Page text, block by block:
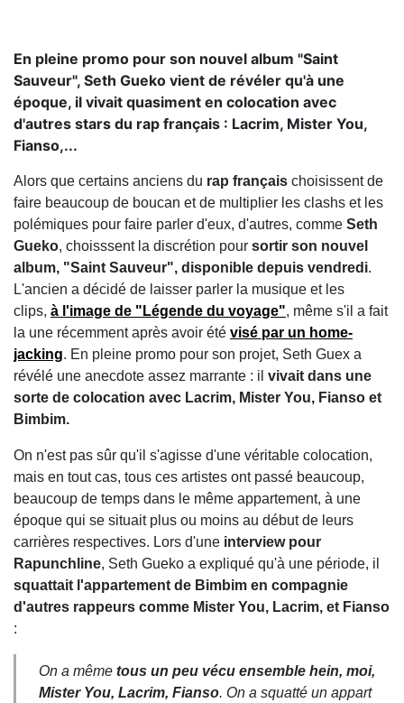
En pleine promo pour son nouvel album "Saint
Sauveur", Seth Gueko vient de révéler qu'à une
époque, il vivait quasiment en colocation avec
d'autres stars du rap français : Lacrim, Mister You,
Fianso,...
Alors que certains anciens du rap français choisissent de
faire beaucoup de boucan et de multiplier les clashs et les
polémiques pour faire parler d'eux, d'autres, comme Seth
Gueko, choisssent la discrétion pour sortir son nouvel
album, "Saint Sauveur", disponible depuis vendredi.
L'ancien a décidé de laisser parler la musique et les
clips, à l'image de "Légende du voyage", même s'il a fait
la une récemment après avoir été visé par un home-
jacking. En pleine promo pour son projet, Seth Guex a
révélé une anecdote assez marrante : il vivait dans une
sorte de colocation avec Lacrim, Mister You, Fianso et
Bimbim.
On n'est pas sûr qu'il s'agisse d'une véritable colocation,
mais en tout cas, tous ces artistes ont passé beaucoup,
beaucoup de temps dans le même appartement, à une
époque qui se situait plus ou moins au début de leurs
carrières respectives. Lors d'une interview pour
Rapunchline, Seth Gueko a expliqué qu'à une période, il
squattait l'appartement de Bimbim en compagnie
d'autres rappeurs comme Mister You, Lacrim, et Fianso
:
On a même tous un peu vécu ensemble hein, moi,
Mister You, Lacrim, Fianso. On a squatté un appart